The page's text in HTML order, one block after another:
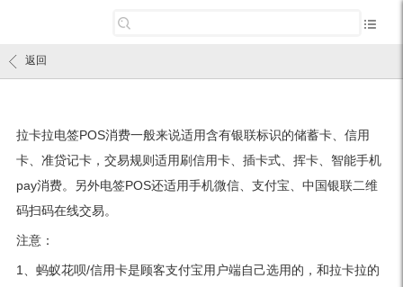
返回
拉卡拉电签POS消费一般来说适用含有银联标识的储蓄卡、信用
卡、准贷记卡，交易规则适用刷信用卡、插卡式、挥卡、智能手机
pay消费。另外电签POS还适用手机微信、支付宝、中国银联二维
码扫码在线交易。
注意：
1、蚂蚁花呗/信用卡是顾客支付宝用户端自己选用的，和拉卡拉的